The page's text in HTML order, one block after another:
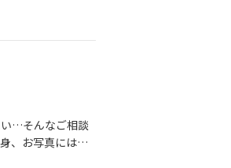
…そんなご相談
、お写真には相